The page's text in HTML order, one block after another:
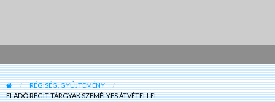
RÉGISÉG, GYŰJTEMÉNY
ELADÓ.RÉGIT TÁRGYAK SZEMÉLYES ÁTVÉTELLEL